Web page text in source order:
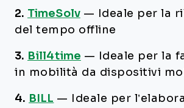
2. TimeSolv —
Ideale per la
del tempo offline
3. Bill4time —
Ideale per la
in mobilità da dispositivi
4. BILL —
Ideale per